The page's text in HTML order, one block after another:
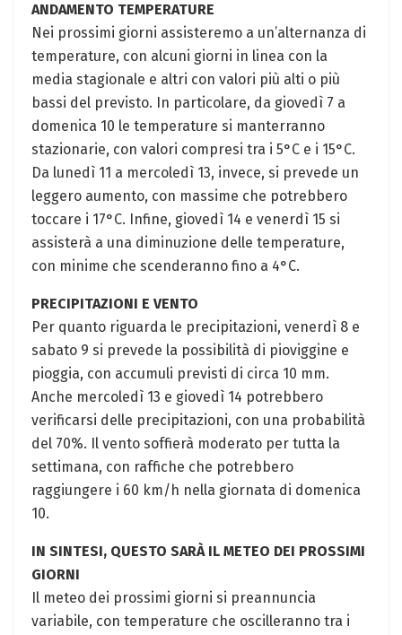
ANDAMENTO TEMPERATURE
Nei prossimi giorni assisteremo a un’alternanza di
temperature, con alcuni giorni in linea con la
media stagionale e altri con valori più alti o più
bassi del previsto. In particolare, da giovedì 7 a
domenica 10 le temperature si manterranno
stazionarie, con valori compresi tra i 5°C e i 15°C.
Da lunedì 11 a mercoledì 13, invece, si prevede un
leggero aumento, con massime che potrebbero
toccare i 17°C. Infine, giovedì 14 e venerdì 15 si
assisterà a una diminuzione delle temperature,
con minime che scenderanno fino a 4°C.
PRECIPITAZIONI E VENTO
Per quanto riguarda le precipitazioni, venerdì 8 e
sabato 9 si prevede la possibilità di pioviggine e
pioggia, con accumuli previsti di circa 10 mm.
Anche mercoledì 13 e giovedì 14 potrebbero
verificarsi delle precipitazioni, con una probabilità
del 70%. Il vento soffierà moderato per tutta la
settimana, con raffiche che potrebbero
raggiungere i 60 km/h nella giornata di domenica
10.
IN SINTESI, QUESTO SARÀ IL METEO DEI PROSSIMI
GIORNI
Il meteo dei prossimi giorni si preannuncia
variabile, con temperature che oscilleranno tra i